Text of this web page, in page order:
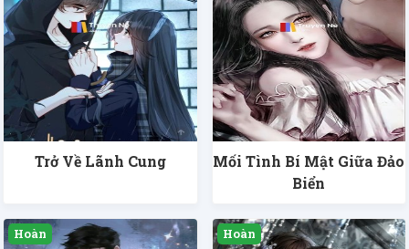
Trở Về Lãnh Cung
Mối Tình Bí Mật Giữa Đảo
Biển